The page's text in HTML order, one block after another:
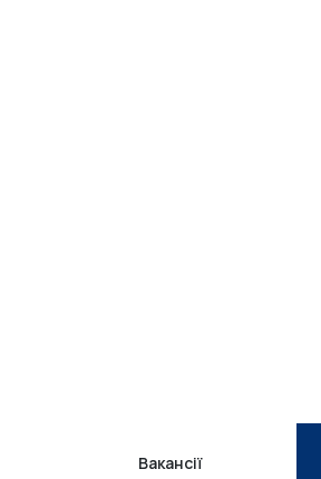
Вакансії